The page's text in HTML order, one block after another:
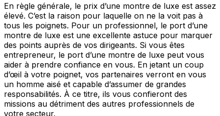
En règle générale, le prix d’une montre de luxe est assez
élevé. C’est la raison pour laquelle on ne la voit pas à
tous les poignets. Pour un professionnel, le port d’une
montre de luxe est une excellente astuce pour marquer
des points auprès de vos dirigeants. Si vous êtes
entrepreneur, le port d’une montre de luxe peut vous
aider à prendre confiance en vous. En jetant un coup
d’œil à votre poignet, vos partenaires verront en vous
un homme aisé et capable d’assumer de grandes
responsabilités. À ce titre, ils vous confieront des
missions au détriment des autres professionnels de
votre secteur.